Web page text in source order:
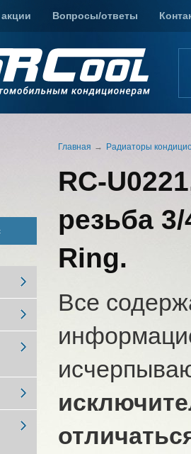
Вопросы/ответы
Главная Радиаторы
RC-
резьба
Ring.
Все